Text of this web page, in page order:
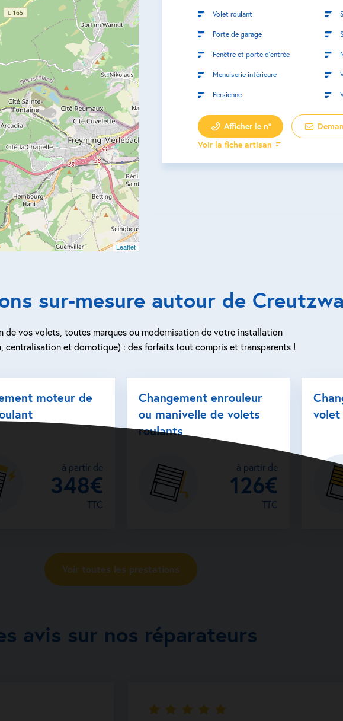
Leaflet
Volet roulant
Porte de garage
Fenêtre et porte d’entrée
Menuiserie intérieure
Persienne
Afficher le n°
Voir la fiche artisan
sur-mesure autour de
de vos volets, toutes marques ou modernisation de votre installation
centralisation et domotique) : des forfaits tout compris et transparents !
moteur de
à partir de
348€
TTC
Changement enrouleur
ou manivelle de volets
roulants
à partir de
126€
TTC
Voir toutes les prestations
avis sur nos réparateurs